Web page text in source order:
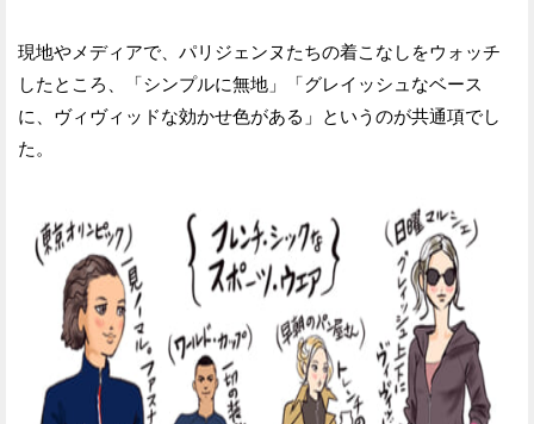
現地やメディアで、パリジェンヌたちの着こなしをウォッチ
したところ、「シンプルに無地」「グレイッシュなベース
に、ヴィヴィッドな効かせ色がある」というのが共通項でし
た。